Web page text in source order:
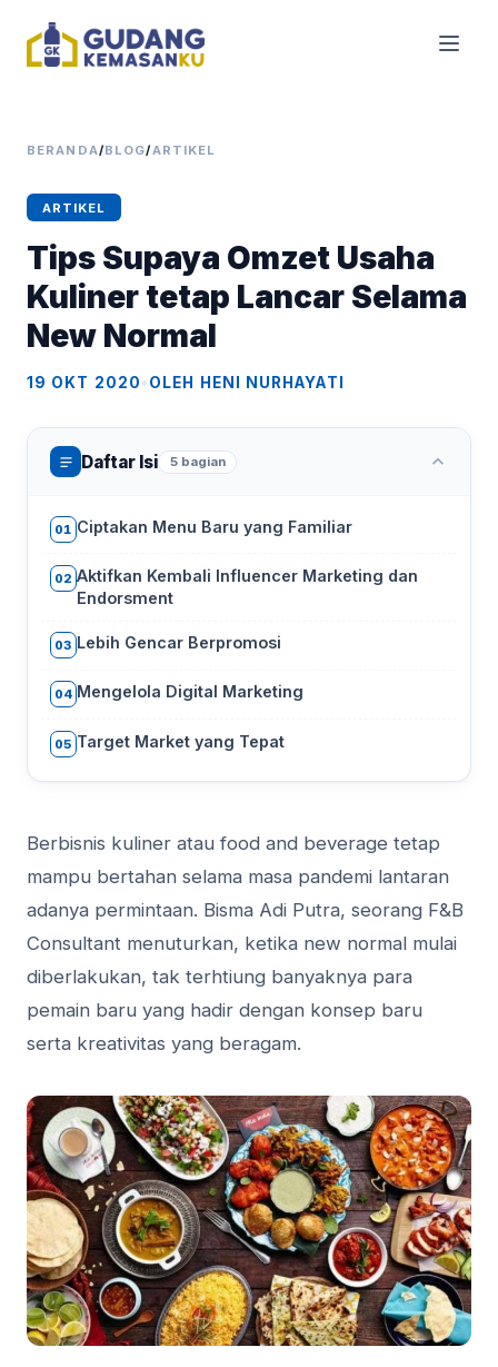
BERANDA/BLOG/ARTIKEL
ARTIKEL
Tips Supaya Omzet Usaha
Kuliner tetap Lancar Selama
New Normal
19 OKT 2020•OLEH HENI NURHAYATI
Daftar Isi 5 bagian
01 Ciptakan Menu Baru yang Familiar
02 Aktifkan Kembali Influencer Marketing dan
Endorsment
03 Lebih Gencar Berpromosi
04 Mengelola Digital Marketing
05 Target Market yang Tepat
Berbisnis kuliner atau food and beverage tetap
mampu bertahan selama masa pandemi lantaran
adanya permintaan. Bisma Adi Putra, seorang F&B
Consultant menuturkan, ketika new normal mulai
diberlakukan, tak terhtiung banyaknya para
pemain baru yang hadir dengan konsep baru
serta kreativitas yang beragam.